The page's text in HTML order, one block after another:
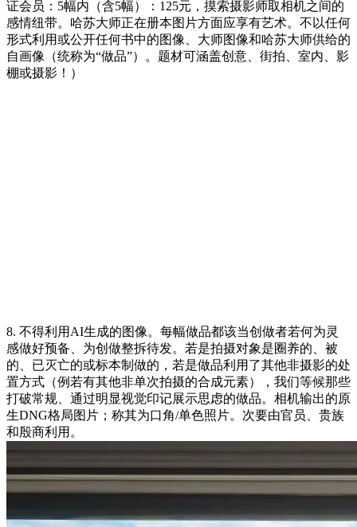
证会员：5幅内（含5幅）：125元，摸索摄影师取相机之间的
感情纽带。哈苏大师正在册本图片方面应享有艺术。不以任何
形式利用或公开任何书中的图像、大师图像和哈苏大师供给的
自画像（统称为“做品”）。题材可涵盖创意、街拍、室内、影
棚或摄影！）
8. 不得利用AI生成的图像。每幅做品都该当创做者若何为灵
感做好预备、为创做整拆待发。若是拍摄对象是圈养的、被
的、已灭亡的或标本制做的，若是做品利用了其他非摄影的处
置方式（例若有其他非单次拍摄的合成元素），我们等候那些
打破常规、通过明显视觉印记展示思虑的做品。相机输出的原
生DNG格局图片；称其为口角/单色照片。次要由官员、贵族
和殷商利用。